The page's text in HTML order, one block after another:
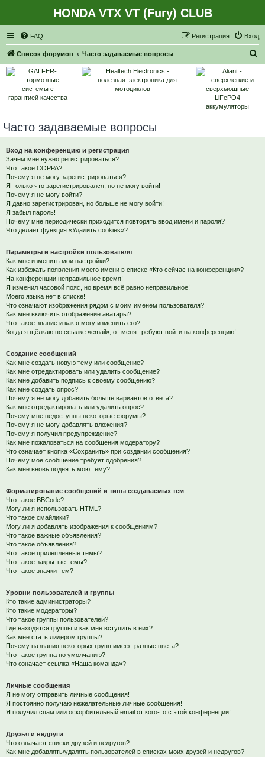
HONDA VTX VT (Fury) CLUB
FAQ Вход
Регистрация
Список форумов Часто задаваемые вопросы
Часто задаваемые вопросы
Вход на конференцию и регистрация
Зачем мне нужно регистрироваться?
Что такое COPPA?
Почему я не могу зарегистрироваться?
Я только что зарегистрировался, но не могу войти!
Почему я не могу войти?
Я давно зарегистрирован, но больше не могу войти!
Я забыл пароль!
Почему мне периодически приходится повторять ввод имени и пароля?
Что делает функция «Удалить cookies»?
Параметры и настройки пользователя
Как мне изменить мои настройки?
Как избежать появления моего имени в списке «Кто сейчас на конференции»?
На конференции неправильное время!
Я изменил часовой пояс, но время всё равно неправильное!
Моего языка нет в списке!
Что означают изображения рядом с моим именем пользователя?
Как мне включить отображение аватары?
Что такое звание и как я могу изменить его?
Когда я щёлкаю по ссылке «email», от меня требуют войти на конференцию!
Создание сообщений
Как мне создать новую тему или сообщение?
Как мне отредактировать или удалить сообщение?
Как мне добавить подпись к своему сообщению?
Как мне создать опрос?
Почему я не могу добавить больше вариантов ответа?
Как мне отредактировать или удалить опрос?
Почему мне недоступны некоторые форумы?
Почему я не могу добавлять вложения?
Почему я получил предупреждение?
Как мне пожаловаться на сообщения модератору?
Что означает кнопка «Сохранить» при создании сообщения?
Почему моё сообщение требует одобрения?
Как мне вновь поднять мою тему?
Форматирование сообщений и типы создаваемых тем
Что такое BBCode?
Могу ли я использовать HTML?
Что такое смайлики?
Могу ли я добавлять изображения к сообщениям?
Что такое важные объявления?
Что такое объявления?
Что такое прилепленные темы?
Что такое закрытые темы?
Что такое значки тем?
Уровни пользователей и группы
Кто такие администраторы?
Кто такие модераторы?
Что такое группы пользователей?
Где находятся группы и как мне вступить в них?
Как мне стать лидером группы?
Почему названия некоторых групп имеют разные цвета?
Что такое группа по умолчанию?
Что означает ссылка «Наша команда»?
Личные сообщения
Я не могу отправить личные сообщения!
Я постоянно получаю нежелательные личные сообщения!
Я получил спам или оскорбительный email от кого-то с этой конференции!
Друзья и недруги
Что означают списки друзей и недругов?
Как мне добавлять/удалять пользователей в списках моих друзей и недругов?